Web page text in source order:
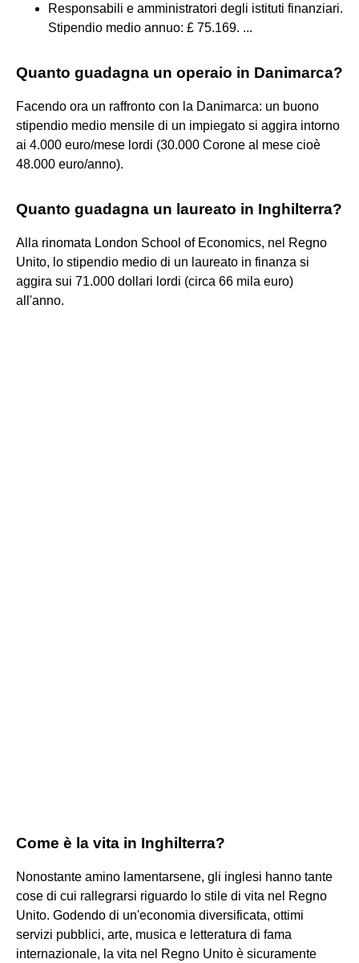
Responsabili e amministratori degli istituti finanziari.
Stipendio medio annuo: £ 75.169. ...
Quanto guadagna un operaio in Danimarca?
Facendo ora un raffronto con la Danimarca: un buono
stipendio medio mensile di un impiegato si aggira intorno
ai 4.000 euro/mese lordi (30.000 Corone al mese cioè
48.000 euro/anno).
Quanto guadagna un laureato in Inghilterra?
Alla rinomata London School of Economics, nel Regno
Unito, lo stipendio medio di un laureato in finanza si
aggira sui 71.000 dollari lordi (circa 66 mila euro)
all'anno.
Come è la vita in Inghilterra?
Nonostante amino lamentarsene, gli inglesi hanno tante
cose di cui rallegrarsi riguardo lo stile di vita nel Regno
Unito. Godendo di un'economia diversificata, ottimi
servizi pubblici, arte, musica e letteratura di fama
internazionale, la vita nel Regno Unito è sicuramente